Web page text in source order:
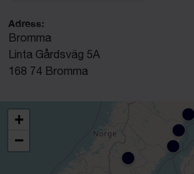
Adress:
Bromma
Linta Gårdsväg 5A
168 74 Bromma
+
−